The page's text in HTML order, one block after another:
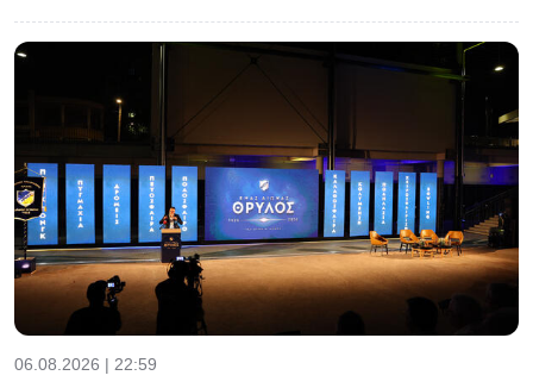
06.08.2026 | 22:59